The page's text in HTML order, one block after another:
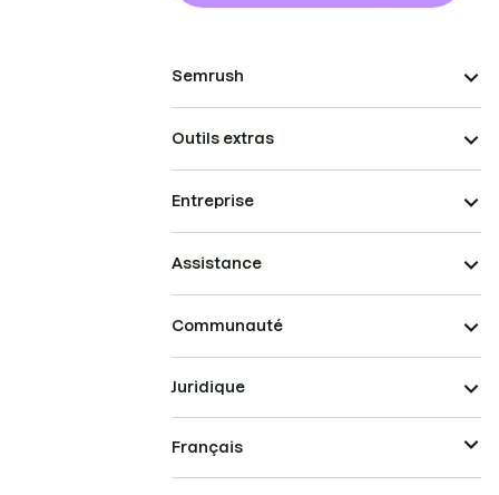
Semrush
Outils extras
Entreprise
Assistance
Communauté
Juridique
Français